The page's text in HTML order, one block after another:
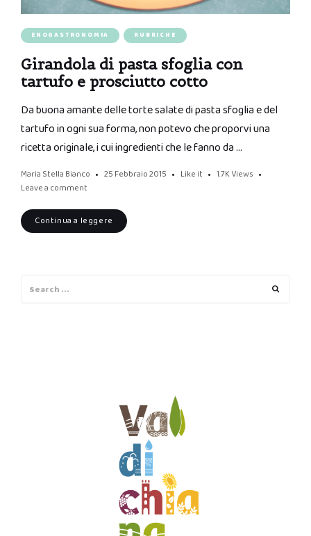
ENOGASTRONOMIA RUBRICHE
Girandola di pasta sfoglia con
tartufo e prosciutto cotto
Da buona amante delle torte salate di pasta sfoglia e del
tartufo in ogni sua forma, non potevo che proporvi una
ricetta originale, i cui ingredienti che le fanno da …
Maria Stella Bianco 25 Febbraio 2015 Like it 1.7K Views
Leave a comment
Continua a leggere
for: